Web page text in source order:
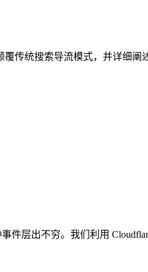
传统搜索导流模式，并详细阐
层出不穷。我们利用